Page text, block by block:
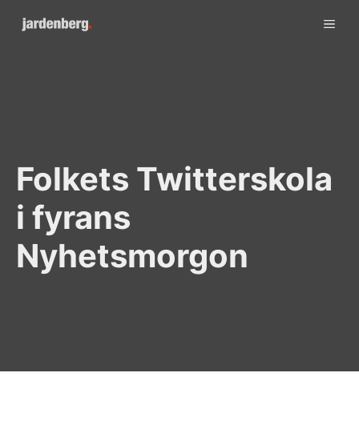
Folkets Twitterskola
i fyrans
Nyhetsmorgon